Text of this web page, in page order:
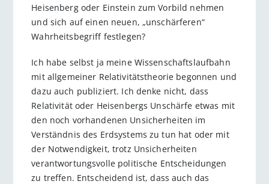
Heisenberg oder Einstein zum Vorbild nehmen
und sich auf einen neuen, „unschärferen“
Wahrheitsbegriff festlegen?
Ich habe selbst ja meine Wissenschaftslaufbahn
mit allgemeiner Relativitätstheorie begonnen und
dazu auch publiziert. Ich denke nicht, dass
Relativität oder Heisenbergs Unschärfe etwas mit
den noch vorhandenen Unsicherheiten im
Verständnis des Erdsystems zu tun hat oder mit
der Notwendigkeit, trotz Unsicherheiten
verantwortungsvolle politische Entscheidungen
zu treffen. Entscheidend ist, dass auch das